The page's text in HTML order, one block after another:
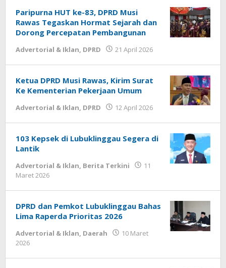
oleh
syarif
Paripurna HUT ke-83, DPRD Musi
Rawas Tegaskan Hormat Sejarah dan
Dorong Percepatan Pembangunan
Advertorial & Iklan, DPRD 21 April 2026
Ketua DPRD Musi Rawas, Kirim Surat
Ke Kementerian Pekerjaan Umum
Advertorial & Iklan, DPRD 12 April 2026
oleh
103 Kepsek di Lubuklinggau Segera di
Lantik
Advertorial & Iklan, Berita Terkini
11
Maret 2026
DPRD dan Pemkot Lubuklinggau Bahas
Lima Raperda Prioritas 2026
Advertorial & Iklan, Daerah
10 Maret
2026